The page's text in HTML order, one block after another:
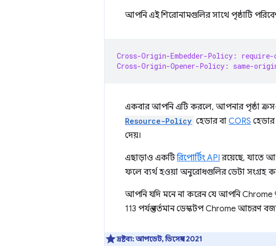
আপনি এই শিরোনামগুলির সাথে পৃষ্ঠাটি
Cross-Origin-Embedder-Policy: require-
Cross-Origin-Opener-Policy: same-
একবার আপনি এটি করলে, আপনার পৃষ্ঠা ক্রস-
Resource-Policy হেডার বা CORS
দেয়।
এছাড়াও একটিরিপোর্টিং API রয়েছে, যাতে
ফলে ব্যর্থ হওয়া অনুরোধগুলির ডেটা সংগ্রহ
আপনি যদি মনে না করেন যে আপনি
113 পর্যন্ত বর্তমান ডেস্কটপ Chrome আচরণ
দ্রষ্টব্য:আপডেট, ডিসেম্বর 2021